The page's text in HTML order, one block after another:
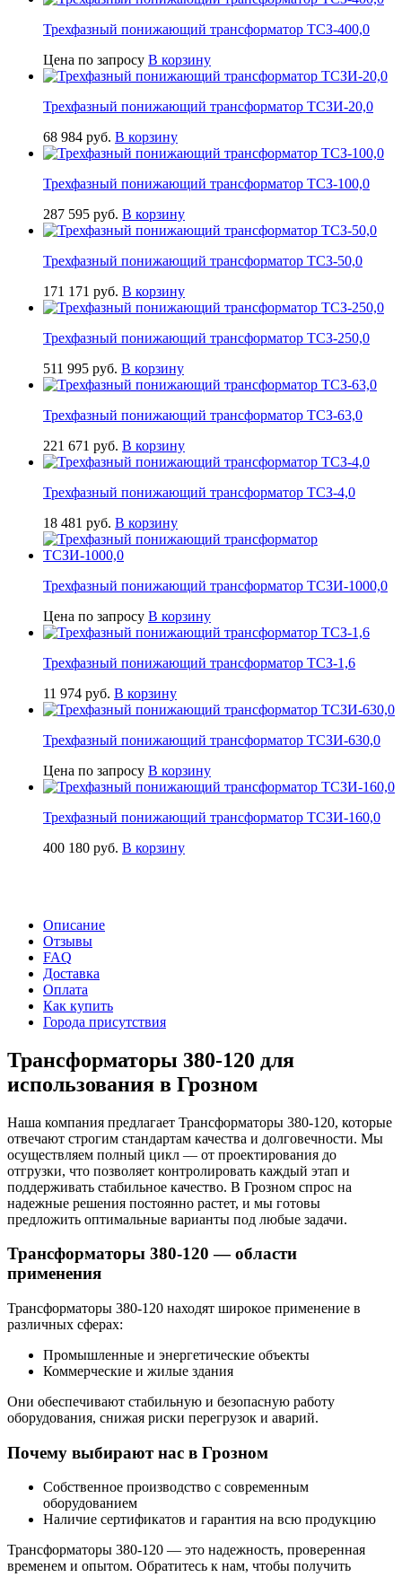
Трехфазный понижающий трансформатор ТСЗ-400,0
Цена по запросу В корзину
Трехфазный понижающий трансформатор ТСЗИ-20,0
68 984 руб. В корзину
Трехфазный понижающий трансформатор ТСЗ-100,0
287 595 руб. В корзину
Трехфазный понижающий трансформатор ТСЗ-50,0
171 171 руб. В корзину
Трехфазный понижающий трансформатор ТСЗ-250,0
511 995 руб. В корзину
Трехфазный понижающий трансформатор ТСЗ-63,0
221 671 руб. В корзину
Трехфазный понижающий трансформатор ТСЗ-4,0
18 481 руб. В корзину
Трехфазный понижающий трансформатор ТСЗИ-1000,0
Цена по запросу В корзину
Трехфазный понижающий трансформатор ТСЗ-1,6
11 974 руб. В корзину
Трехфазный понижающий трансформатор ТСЗИ-630,0
Цена по запросу В корзину
Трехфазный понижающий трансформатор ТСЗИ-160,0
400 180 руб. В корзину
Описание
Отзывы
FAQ
Доставка
Оплата
Как купить
Города присутствия
Трансформаторы 380-120 для
использования в Грозном
Наша компания предлагает Трансформаторы 380-120, которые
отвечают строгим стандартам качества и долговечности. Мы
осуществляем полный цикл — от проектирования до
отгрузки, что позволяет контролировать каждый этап и
поддерживать стабильное качество. В Грозном спрос на
надежные решения постоянно растет, и мы готовы
предложить оптимальные варианты под любые задачи.
Трансформаторы 380-120 — области
применения
Трансформаторы 380-120 находят широкое применение в
различных сферах:
Промышленные и энергетические объекты
Коммерческие и жилые здания
Они обеспечивают стабильную и безопасную работу
оборудования, снижая риски перегрузок и аварий.
Почему выбирают нас в Грозном
Собственное производство с современным
оборудованием
Наличие сертификатов и гарантия на всю продукцию
Трансформаторы 380-120 — это надежность, проверенная
временем и опытом. Обратитесь к нам, чтобы получить